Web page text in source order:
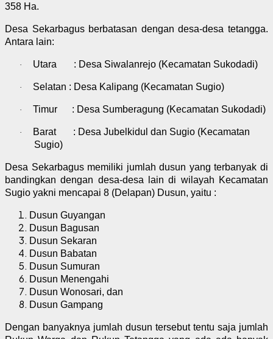
358 Ha.
Desa Sekarbagus berbatasan dengan desa-desa tetangga.
Antara lain:
· Utara : Desa Siwalanrejo (Kecamatan Sukodadi)
· Selatan : Desa Kalipang (Kecamatan Sugio)
· Timur : Desa Sumberagung (Kecamatan Sukodadi)
· Barat
: Desa Jubelkidul dan Sugio (Kecamatan
Sugio)
Desa Sekarbagus memiliki jumlah dusun yang terbanyak di
bandingkan dengan desa-desa lain di wilayah Kecamatan
Sugio yakni mencapai 8 (Delapan) Dusun, yaitu :
Dusun Guyangan
Dusun Bagusan
Dusun Sekaran
Dusun Babatan
Dusun Sumuran
Dusun Menengahi
Dusun Wonosari, dan
Dusun Gampang
Dengan banyaknya jumlah dusun tersebut tentu saja jumlah